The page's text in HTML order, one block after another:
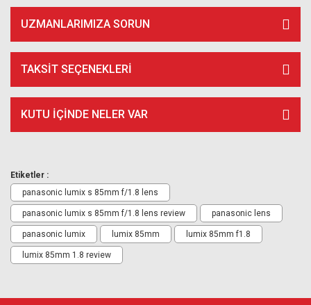
UZMANLARIMIZA SORUN
TAKSIT SEÇENEKLERI
KUTU İÇİNDE NELER VAR
Etiketler :
panasonic lumix s 85mm f/1.8 lens
panasonic lumix s 85mm f/1.8 lens review panasonic lens
panasonic lumix lumix 85mm lumix 85mm f1.8
lumix 85mm 1.8 review